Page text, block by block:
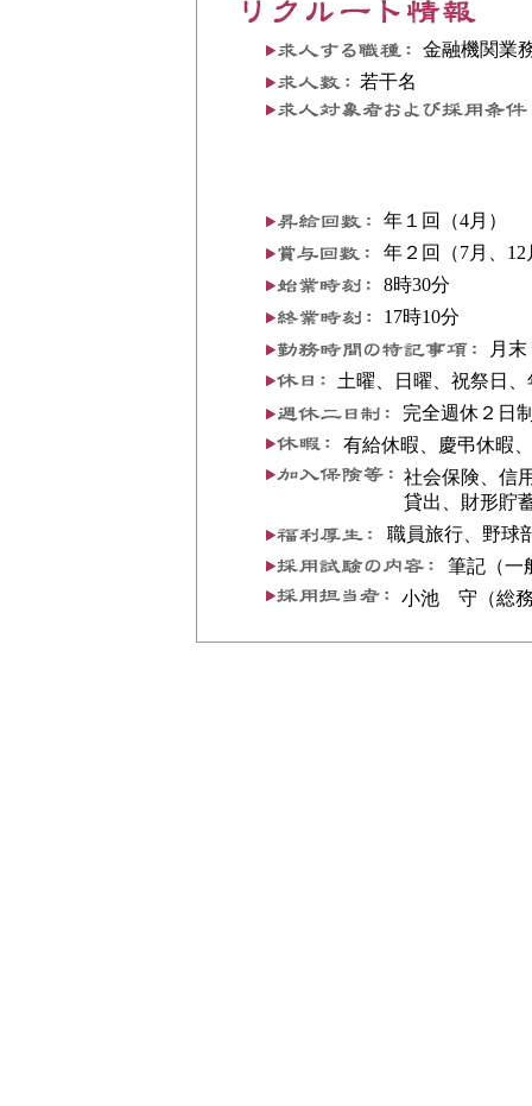
金融機関業
若干名
年１回（4月）
年２回（7月、12
8時30分
17時10分
月
土曜、日曜、祝祭日
完全週休２日
有給休暇、慶弔休暇
社会保険、信
貸出、財形貯
職員旅行、野球
筆記（一
小池 守（総務